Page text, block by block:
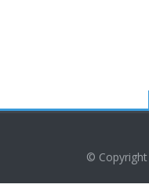
© Copyright